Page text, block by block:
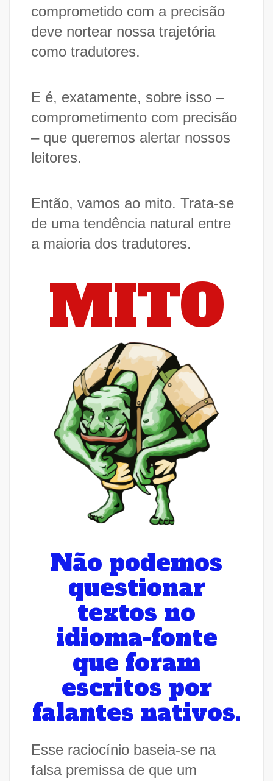
comprometido com a precisão
deve nortear nossa trajetória
como tradutores.
E é, exatamente, sobre isso –
comprometimento com precisão
– que queremos alertar nossos
leitores.
Então, vamos ao mito. Trata-se
de uma tendência natural entre
a maioria dos tradutores.
MITO
Não podemos
questionar
textos no
idioma-fonte
que foram
escritos por
falantes nativos.
Esse raciocínio baseia-se na
falsa premissa de que um